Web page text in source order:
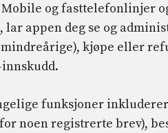
og fasttelefonlinjer
lar appen deg se og
kjøpe eller
funksjoner
noen registrerte brev),